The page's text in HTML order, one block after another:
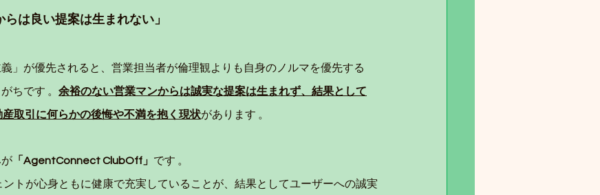
らは良い提案は生まれない」
」が優先されると、営業担当者が倫理観よりも自身のノルマを優先する
ちです 。 余裕のない営業マンからは誠実な提案は生まれず、結果として
取引に何らかの後悔や不満を抱く現状があります 。
「AgentConnect ClubOff」 です 。
トが心身ともに健康で充実していることが、結果としてユーザーへの誠実